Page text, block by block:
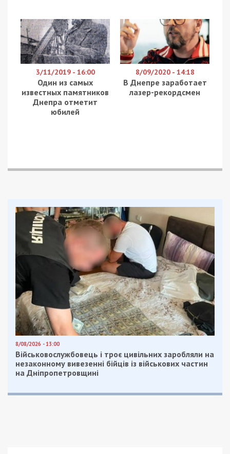
3/11/2019 - 16:00
Один из самых
известных памятников
Днепра отметит
юбилей
8/09/2020 - 14:18
В Днепре заработает
лазер-рекордсмен
8/08/2026 - 13:00
Військовослужбовець і троє цивільних заробляли на
незаконному вивезенні бійців із військових частин
на Дніпропетровщині